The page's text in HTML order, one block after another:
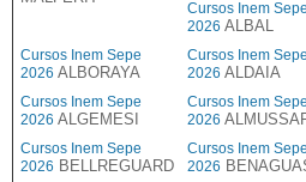
Cursos Inem Sepe
2026 ALBAL
Cursos Inem Sepe
2026 ALBORAYA
Cursos Inem Sepe
2026 ALDAIA
Cursos Inem Sepe
2026 ALGEMESI
Cursos Inem Sepe
2026
Cursos Inem Sepe
2026 BELLREGUARD
Cursos Inem Sepe
2026